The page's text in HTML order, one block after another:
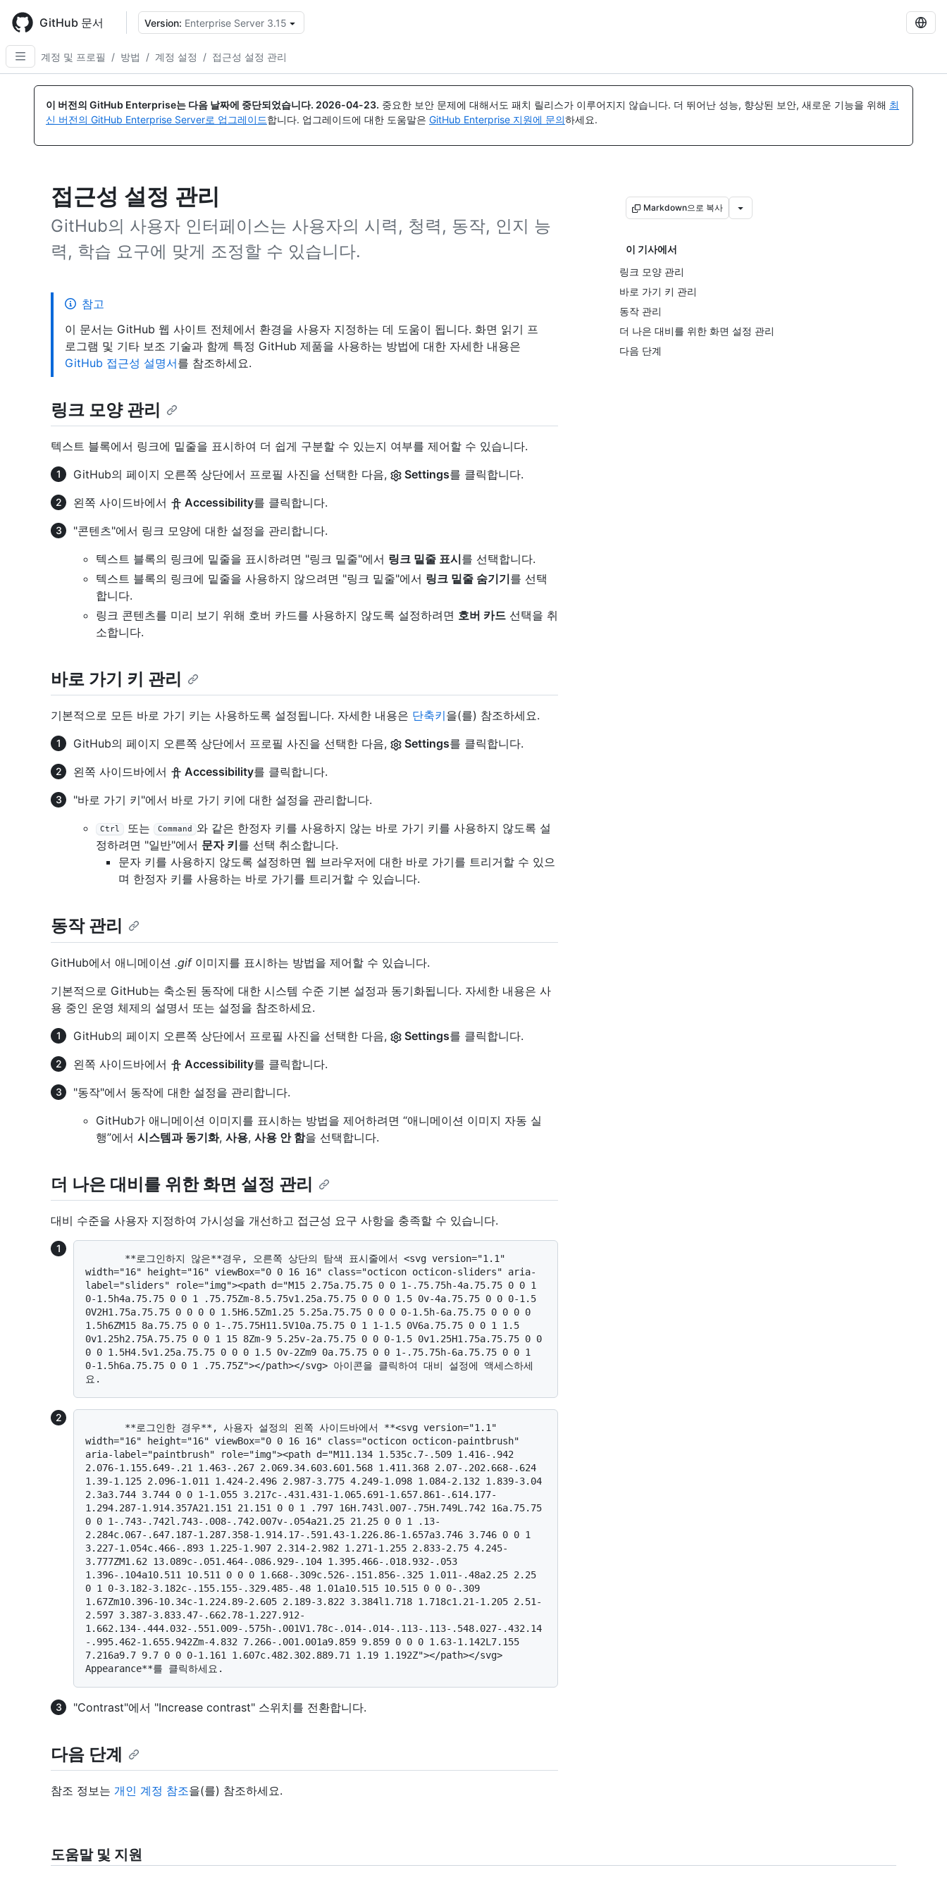
main
content
GitHub 문서 Version: Enterprise Server 3.15
계정 및 프로필
/ 방법 / 계정 설정 / 접근성 설정 관리
이 버전의 GitHub Enterprise는 다음 날짜에 중단되었습니다. 2026-04-23. 중요한 보안 문제에 대해서도 패치 릴리스가 이루어지지 않습니다. 더 뛰어난 성능, 향상된 보안, 새로운 기능을 위해 최
신 버전의 GitHub Enterprise Server로 업그레이드합니다. 업그레이드에 대한 도움말은 GitHub Enterprise 지원에 문의하세요.
접근성 설정 관리
GitHub의 사용자 인터페이스는 사용자의 시력, 청력, 동작, 인지 능
력, 학습 요구에 맞게 조정할 수 있습니다.
Markdown으로 복사
이 기사에서
링크 모양 관리
바로 가기 키 관리
동작 관리
더 나은 대비를 위한 화면 설정 관리
다음 단계
참고
이 문서는 GitHub 웹 사이트 전체에서 환경을 사용자 지정하는 데 도움이 됩니다. 화면 읽기 프
로그램 및 기타 보조 기술과 함께 특정 GitHub 제품을 사용하는 방법에 대한 자세한 내용은
GitHub 접근성 설명서를 참조하세요.
링크 모양 관리
텍스트 블록에서 링크에 밑줄을 표시하여 더 쉽게 구분할 수 있는지 여부를 제어할 수 있습니다.
GitHub의 페이지 오른쪽 상단에서 프로필 사진을 선택한 다음,
Settings를 클릭합니다.
왼쪽 사이드바에서
Accessibility를 클릭합니다.
"콘텐츠"에서 링크 모양에 대한 설정을 관리합니다.
텍스트 블록의 링크에 밑줄을 표시하려면 "링크 밑줄"에서 링크 밑줄 표시를 선택합니다.
텍스트 블록의 링크에 밑줄을 사용하지 않으려면 "링크 밑줄"에서 링크 밑줄 숨기기를 선택
합니다.
링크 콘텐츠를 미리 보기 위해 호버 카드를 사용하지 않도록 설정하려면 호버 카드 선택을 취
소합니다.
바로 가기 키 관리
기본적으로 모든 바로 가기 키는 사용하도록 설정됩니다. 자세한 내용은 단축키을(를) 참조하세요.
GitHub의 페이지 오른쪽 상단에서 프로필 사진을 선택한 다음,
Settings를 클릭합니다.
왼쪽 사이드바에서
Accessibility를 클릭합니다.
"바로 가기 키"에서 바로 가기 키에 대한 설정을 관리합니다.
Ctrl 또는 Command
와 같은 한정자 키를 사용하지 않는 바로 가기 키를 사용하지 않도록 설
정하려면 "일반"에서 문자 키를 선택 취소합니다.
문자 키를 사용하지 않도록 설정하면 웹 브라우저에 대한 바로 가기를 트리거할 수 있으
며 한정자 키를 사용하는 바로 가기를 트리거할 수 있습니다.
동작 관리
GitHub에서 애니메이션 .gif이미지를 표시하는 방법을 제어할 수 있습니다.
기본적으로 GitHub는 축소된 동작에 대한 시스템 수준 기본 설정과 동기화됩니다. 자세한 내용은 사
용 중인 운영 체제의 설명서 또는 설정을 참조하세요.
GitHub의 페이지 오른쪽 상단에서 프로필 사진을 선택한 다음,
Settings를 클릭합니다.
왼쪽 사이드바에서
Accessibility를 클릭합니다.
"동작"에서 동작에 대한 설정을 관리합니다.
GitHub가 애니메이션 이미지를 표시하는 방법을 제어하려면 “애니메이션 이미지 자동 실
행”에서 시스템과 동기화, 사용, 사용 안 함을 선택합니다.
더 나은 대비를 위한 화면 설정 관리
대비 수준을 사용자 지정하여 가시성을 개선하고 접근성 요구 사항을 충족할 수 있습니다.
width="16" height="16" viewBox="0 0 16 16" class="octicon octicon-sliders" aria-
label="sliders" role="img"><path d="M15 2.75a.75.75 0 0 1-.75.75h-4a.75.75 0 0 1
0-1.5h4a.75.75 0 0 1 .75.75Zm-8.5.75v1.25a.75.75 0 0 0 1.5 0v-4a.75.75 0 0 0-1.5
0V2H1.75a.75.75 0 0 0 0 1.5H6.5Zm1.25 5.25a.75.75 0 0 0 0-1.5h-6a.75.75 0 0 0 0
1.5h6ZM15 8a.75.75 0 0 1-.75.75H11.5V10a.75.75 0 1 1-1.5 0V6a.75.75 0 0 1 1.5
0v1.25h2.75A.75.75 0 0 1 15 8Zm-9 5.25v-2a.75.75 0 0 0-1.5 0v1.25H1.75a.75.75 0 0
0 0 1.5H4.5v1.25a.75.75 0 0 0 1.5 0v-2Zm9 0a.75.75 0 0 1-.75.75h-6a.75.75 0 0 1
0-1.5h6a.75.75 0 0 1 .75.75Z"></path></svg> 아이콘을 클릭하여 대비 설정에 액세스하세
width="16" height="16" viewBox="0 0 16 16" class="octicon octicon-paintbrush"
aria-label="paintbrush" role="img"><path d="M11.134 1.535c.7-.509 1.416-.942
2.076-1.155.649-.21 1.463-.267 2.069.34.603.601.568 1.411.368 2.07-.202.668-.624
1.39-1.125 2.096-1.011 1.424-2.496 2.987-3.775 4.249-1.098 1.084-2.132 1.839-3.04
2.3a3.744 3.744 0 0 1-1.055 3.217c-.431.431-1.065.691-1.657.861-.614.177-
1.294.287-1.914.357A21.151 21.151 0 0 1 .797 16H.743l.007-.75H.749L.742 16a.75.75
0 0 1-.743-.742l.743-.008-.742.007v-.054a21.25 21.25 0 0 1 .13-
2.284c.067-.647.187-1.287.358-1.914.17-.591.43-1.226.86-1.657a3.746 3.746 0 0 1
3.227-1.054c.466-.893 1.225-1.907 2.314-2.982 1.271-1.255 2.833-2.75 4.245-
3.777ZM1.62 13.089c-.051.464-.086.929-.104 1.395.466-.018.932-.053
1.396-.104a10.511 10.511 0 0 0 1.668-.309c.526-.151.856-.325 1.011-.48a2.25 2.25
0 1 0-3.182-3.182c-.155.155-.329.485-.48 1.01a10.515 10.515 0 0 0-.309
1.67Zm10.396-10.34c-1.224.89-2.605 2.189-3.822 3.384l1.718 1.718c1.21-1.205 2.51-
2.597 3.387-3.833.47-.662.78-1.227.912-
1.662.134-.444.032-.551.009-.575h-.001V1.78c-.014-.014-.113-.113-.548.027-.432.14
-.995.462-1.655.942Zm-4.832 7.266-.001.001a9.859 9.859 0 0 0 1.63-1.142L7.155
7.216a9.7 9.7 0 0 0-1.161 1.607c.482.302.889.71 1.19 1.192Z"></path></svg>
"Contrast"에서 "Increase contrast" 스위치를 전환합니다.
다음 단계
참조 정보는 개인 계정 참조을(를) 참조하세요.
도움말 및 지원